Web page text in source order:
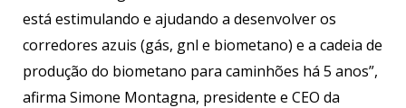
está estimulando e ajudando a desenvolver os
corredores azuis (gás, gnl e biometano) e a cadeia de
produção do biometano para caminhões há 5 anos”,
afirma Simone Montagna, presidente e CEO da